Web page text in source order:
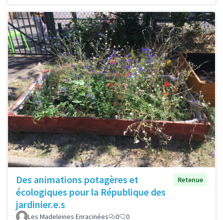
Des animations potagères et
écologiques pour la République des
jardinier.e.s
Retenue
Les Madeleines Enracinées 0 0